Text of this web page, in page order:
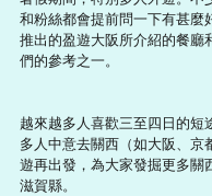
和粉絲都會提前問一下有甚麼
推出的盈遊大阪所介紹的餐廳
們的參考之一。
越來越多人喜歡三至四日的短
多人中意去關西（如大阪、京
遊再出發，為大家發掘更多關
滋賀縣。